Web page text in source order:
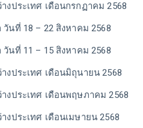
งประเทศ เดือนกรกฏาคม 2568
นที่ 18 – 22 สิงหาคม 2568
นที่ 11 – 15 สิงหาคม 2568
งประเทศ เดือนมิถุนายน 2568
งประเทศ เดือนพฤษภาคม 2568
งประเทศ เดือนเมษายน 2568